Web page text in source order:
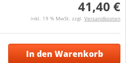
41,40 €
inkl. 19 % MwSt. zzgl. Versandkosten
In den Warenkorb